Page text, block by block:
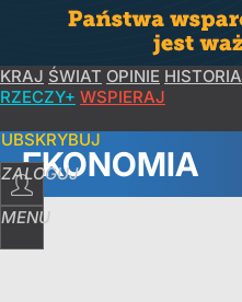
KRAJ ŚWIAT OPINIE HISTORIA
RZECZY+ WSPIERAJ
ZALOGUJ
MENU
EKONOMIA